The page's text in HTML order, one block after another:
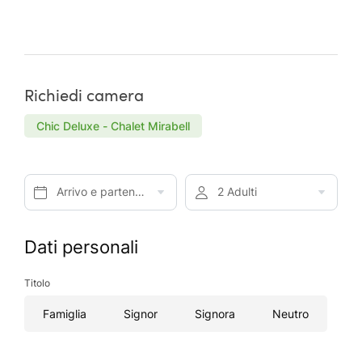
Richiedi camera
Chic Deluxe - Chalet Mirabell
Arrivo e partenza* 2 Adulti
Dati personali
Titolo
Famiglia Signor Signora Neutro